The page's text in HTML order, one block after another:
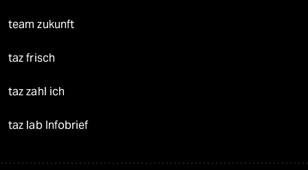
team zukunft
taz frisch
taz zahl ich
taz lab Infobrief